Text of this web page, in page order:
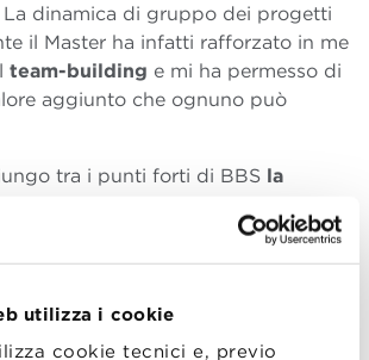
utilizza i cookie
cookie tecnici e, previo
La dinamica di gruppo dei progetti
il Master ha infatti rafforzato in me
team-building e mi ha permesso di
aggiunto che ognuno può
tra i punti forti di BBS la
quali sono CEO e Vicepresidenti di
le numerose iniziative collaterali,
eventi del calibro di
avuto l’onore di presentare